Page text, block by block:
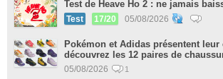
Test de Heave Ho 2 : ne jamais
Test 17/20 05/08/2026
Pokémon et Adidas présentent
découvrez les 12 paires de
05/08/2026 1